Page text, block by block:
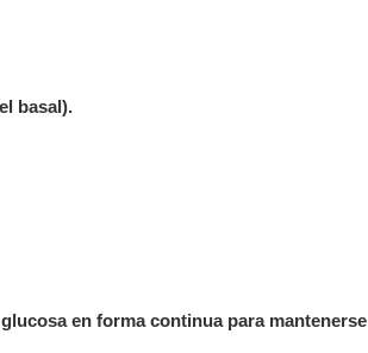
basal).
en forma continua para mantenerse